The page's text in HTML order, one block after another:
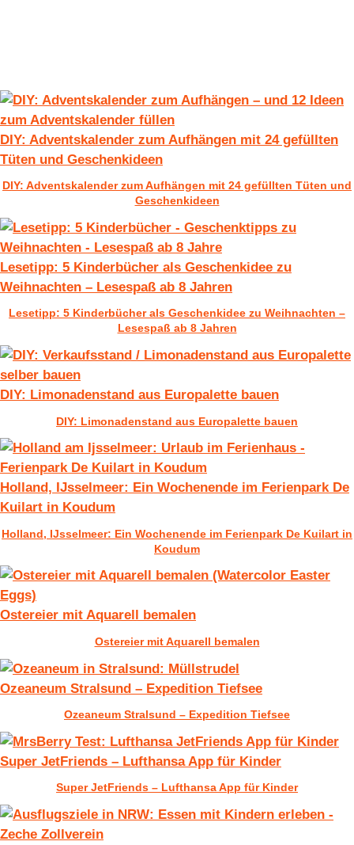
DIY: Adventskalender zum Aufhängen mit 24 gefüllten
Tüten und Geschenkideen
DIY: Adventskalender zum Aufhängen mit 24 gefüllten Tüten und
Geschenkideen
Lesetipp: 5 Kinderbücher als Geschenkidee zu
Weihnachten – Lesespaß ab 8 Jahren
Lesetipp: 5 Kinderbücher als Geschenkidee zu Weihnachten –
Lesespaß ab 8 Jahren
DIY: Limonadenstand aus Europalette bauen
DIY: Limonadenstand aus Europalette bauen
Holland, IJsselmeer: Ein Wochenende im Ferienpark De
Kuilart in Koudum
Holland, IJsselmeer: Ein Wochenende im Ferienpark De Kuilart in
Koudum
Ostereier mit Aquarell bemalen
Ostereier mit Aquarell bemalen
Ozeaneum Stralsund – Expedition Tiefsee
Ozeaneum Stralsund – Expedition Tiefsee
Super JetFriends – Lufthansa App für Kinder
Super JetFriends – Lufthansa App für Kinder